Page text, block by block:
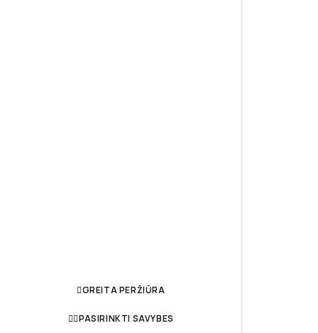
GREITA PERŽIŪRA
PASIRINKTI SAVYBES